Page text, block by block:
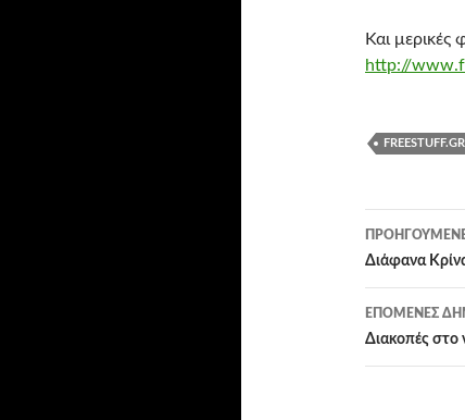
Και μερικές
http://
FREESTUFF.GR
Διάφανα
ΕΠΌΜΕΝΕΣ
Διακοπές στο